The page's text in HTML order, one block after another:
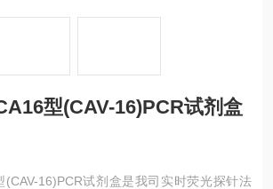
型(CAV-16)PCR试剂盒
(CAV-16)PCR试剂盒是我司实时荧光探针法